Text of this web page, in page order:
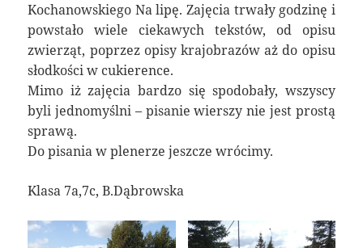
Kochanowskiego Na lipę. Zajęcia trwały godzinę i
powstało wiele ciekawych tekstów, od opisu
zwierząt, poprzez opisy krajobrazów aż do opisu
słodkości w cukierence.
Mimo iż zajęcia bardzo się spodobały, wszyscy
byli jednomyślni – pisanie wierszy nie jest prostą
sprawą.
Do pisania w plenerze jeszcze wrócimy.
Klasa 7a,7c, B.Dąbrowska